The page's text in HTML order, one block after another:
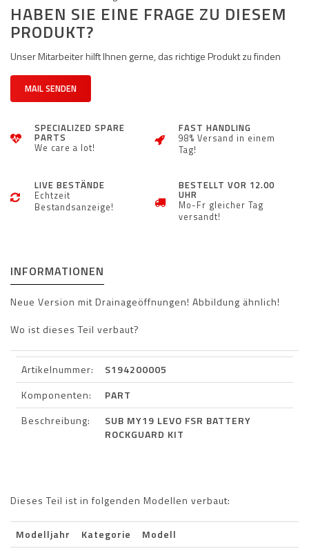
HABEN SIE EINE FRAGE ZU DIESEM
PRODUKT?
Unser Mitarbeiter hilft Ihnen gerne, das richtige Produkt zu finden
MAIL SENDEN
SPECIALIZED SPARE
PARTS
We care a lot!
FAST HANDLING
98% Versand in einem
Tag!
LIVE BESTÄNDE
Echtzeit
Bestandsanzeige!
BESTELLT VOR 12.00
UHR
Mo-Fr gleicher Tag
versandt!
INFORMATIONEN
Neue Version mit Drainageöffnungen! Abbildung ähnlich!
Wo ist dieses Teil verbaut?
Artikelnummer:
S194200005
Komponenten:
PART
Beschreibung:
SUB MY19 LEVO FSR BATTERY
ROCKGUARD KIT
Dieses Teil ist in folgenden Modellen verbaut:
Modelljahr Kategorie
Modell